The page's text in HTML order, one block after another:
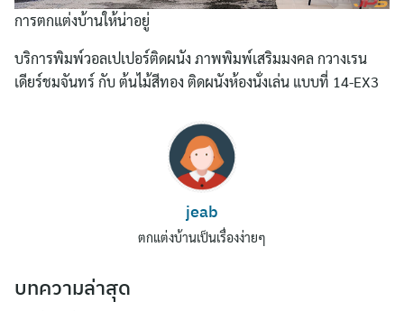
การตกแต่งบ้านให้น่าอยู่
บริการพิมพ์วอลเปเปอร์ติดผนัง ภาพพิมพ์เสริมมงคล กวางเรน
เดียร์ชมจันทร์ กับ ต้นไม้สีทอง ติดผนังห้องนั่งเล่น แบบที่ 14-EX3
jeab
ตกแต่งบ้านเป็นเรื่องง่ายๆ
บทความล่าสุด